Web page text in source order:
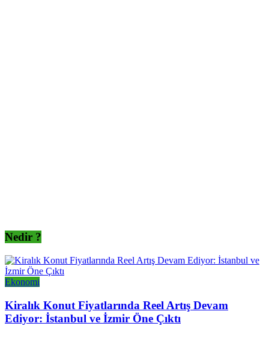
Nedir ?
Ekonomi
Kiralık Konut Fiyatlarında Reel Artış Devam
Ediyor: İstanbul ve İzmir Öne Çıktı